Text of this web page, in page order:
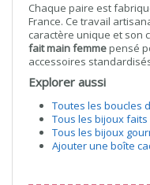
Chaque paire est
France. Ce travail
caractère unique et son
fait main femmepensé
accessoires
Explorer aussi
Toutes les boucles
Tous les bijoux faits
Tous les bijoux
Ajouter une boîte